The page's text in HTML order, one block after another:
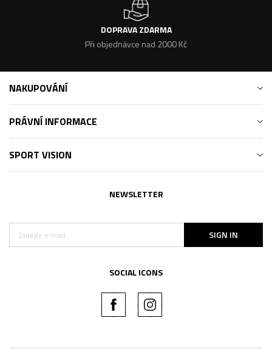
DOPRAVA ZDARMA
Při objednávce nad 2000 Kč
NAKUPOVÁNÍ
PRÁVNÍ INFORMACE
SPORT VISION
NEWSLETTER
SIGN IN
SOCIAL ICONS